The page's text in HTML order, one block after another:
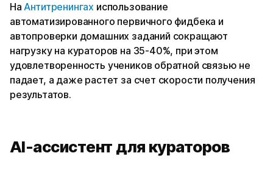
НаАнтитренингах использование
автоматизированного первичного фидбека и
автопроверки домашних заданий сокращают
нагрузку на кураторов на 35-40%, при этом
удовлетворенность учеников обратной связью не
падает, а даже растет за счет скорости получения
результатов.
AI-ассистент для кураторов